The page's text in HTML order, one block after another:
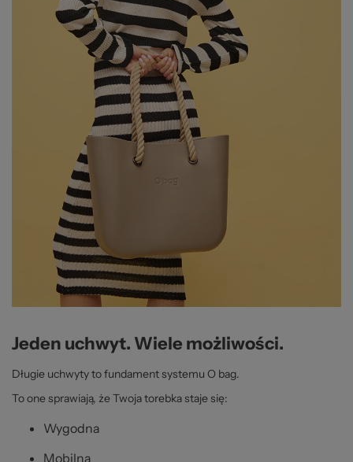
Jeden uchwyt. Wiele możliwości.
Długie uchwyty to fundament systemu O bag.
To one sprawiają, że Twoja torebka staje się:
Wygodna
Mobilna